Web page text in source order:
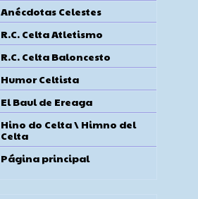
Anécdotas Celestes
R.C. Celta Atletismo
R.C. Celta Baloncesto
Humor Celtista
El Baul de Ereaga
Hino do Celta \ Himno del
Celta
Página principal